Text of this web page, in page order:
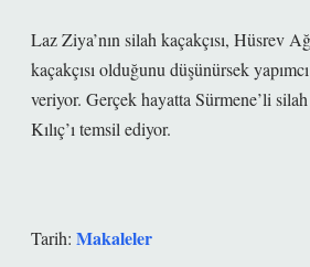
Laz Ziya’nın silah kaçakçısı, Hüsrev
kaçakçısı olduğunu düşünürsek
veriyor. Gerçek hayatta Sürmene’li
Kılıç’ı temsil ediyor.
Tarih: Makaleler